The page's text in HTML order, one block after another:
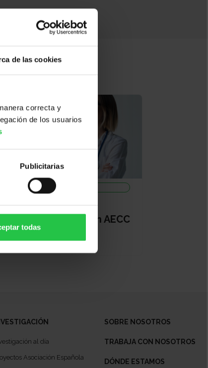
de las cookies
correcta y
de los usuarios
Publicitarias
todas
investigación, ayudas a la
2026
Clínico Formación AECC
y USC 2026
al día
Asociación Española
SOBRE NOSOTROS
TRABAJA CON NOSOTROS
DÓNDE ESTAMOS